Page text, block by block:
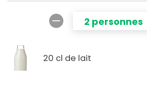
2 personnes
20 cl de lait